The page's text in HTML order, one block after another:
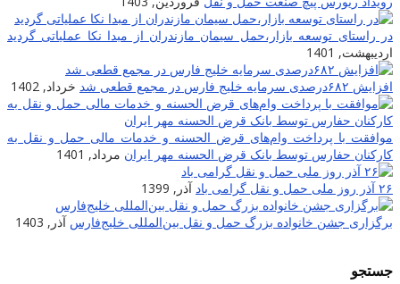
در راستای توسعه بازار،حمل سیمان مازندران از مبدا نکا عملیاتی گردید
اردیبهشت, 1401
افزایش ۶۸۲درصدی سرمایه خلیج فارس در مجمع قطعی شد
خرداد, 1402
موافقت با پرداخت وام‌های قرض الحسنه و خدمات مالی حمل و نقل به
کارکنان حفارس توسط بانک قرض الحسنه مهر ایران مرداد, 1401
۲۶ آذر روز ملی حمل و نقل گرامی باد
آذر, 1399
برگزاری جشن خانواده بزرگ حمل و نقل بین‌المللی خلیج‌فارس آذر, 1403
جستجو